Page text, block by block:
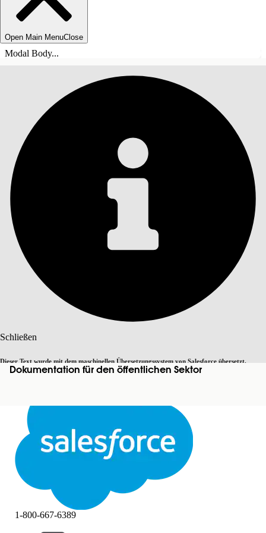
Open Main MenuClose
Modal Body...
Schließen
Dieser Text wurde mit dem maschinellen Übersetzungssystem von Salesforce übersetzt.
Weitere Details finden Sie hier. Zu Englisch wechseln Nicht jetzt
Schließen
Dokumentation für den öffentlichen Sektor
INHALT
1-800-667-6389